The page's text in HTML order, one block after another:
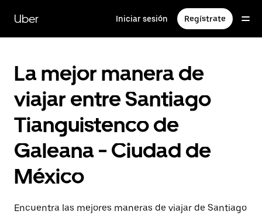
contenido
principal
Uber Iniciar sesión Regístrate
La mejor manera de
viajar entre Santiago
Tianguistenco de
Galeana - Ciudad de
México
Encuentra las mejores maneras de viajar de Santiago